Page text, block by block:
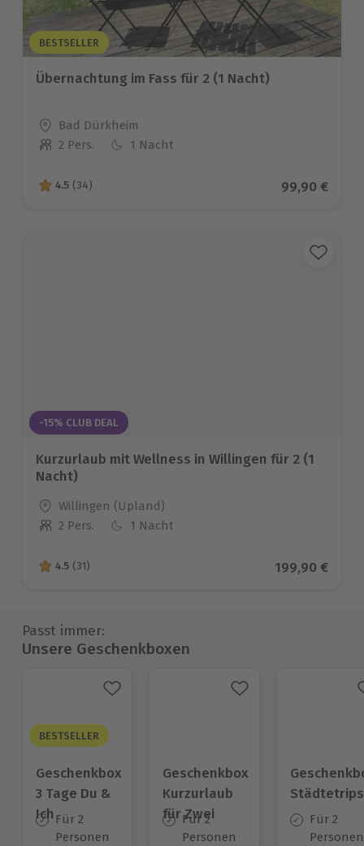
BESTSELLER
Übernachtung im Fass für 2 (1 Nacht)
Standort
Bad Dürkheim
Anzahl der Teilnehmer
2 Pers. 1 Nacht
4.5 von 5 Sternen basierend auf 34 Bewertungen
4.5 (34) Aktueller
99,90 €
-15% CLUB DEAL
Kurzurlaub mit Wellness in Willingen für 2 (1
Nacht)
Standort
Willingen (Upland)
Anzahl der Teilnehmer
2 Pers. 1 Nacht
4.5 von 5 Sternen basierend auf 31 Bewertungen
4.5 (31) Aktueller
199,90 €
Passt immer:
Unsere Geschenkboxen
BESTSELLER
Geschenkbox
3 Tage Du &
Ich Für 2
Personen
Geschenkbox
Kurzurlaub
für Zwei
Für 2
Personen
Städtetrips
Für 2
Personen